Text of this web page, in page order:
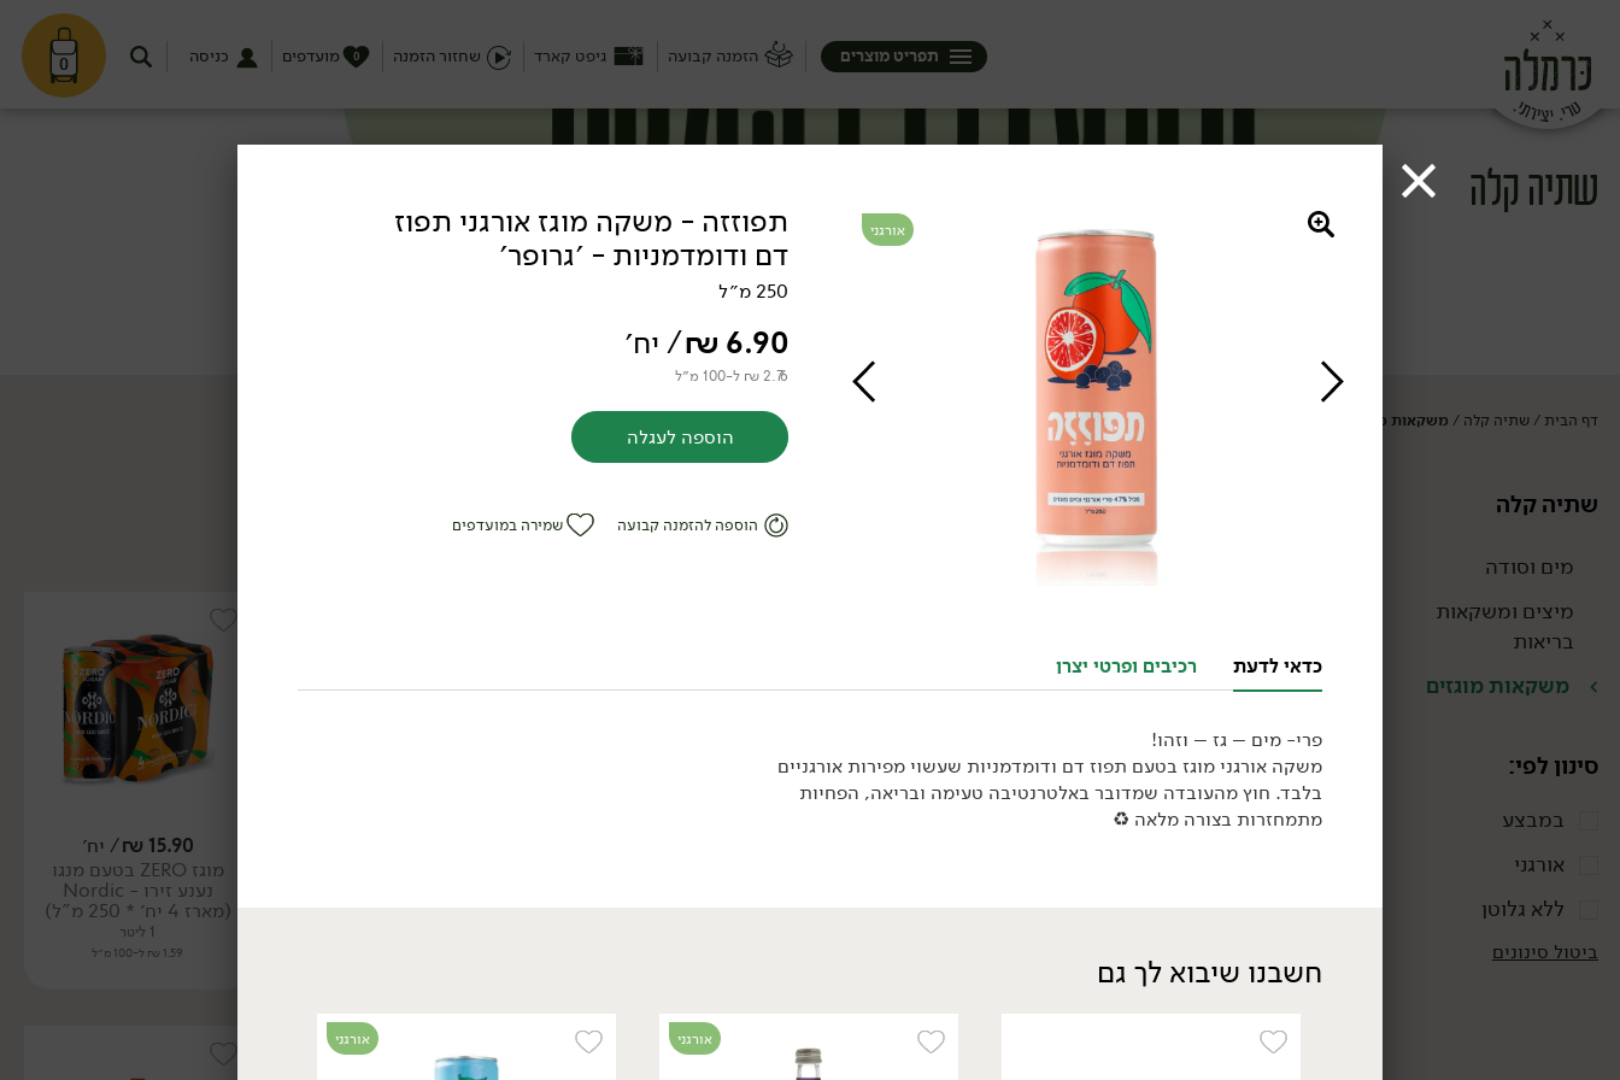
0 הזמנה קבועה גיפט קארד שחזור הזמנה מועדפים 0 כניסה תפריט מוצרים
שתיה קלה
דף הבית /שתיה קלה / משקאות מוגזים
שתיה קלה
מים וסודה
מיצים ומשקאות
בריאות
משקאות מוגזים
סינון לפי:
במבצע
אורגני
ללא גלוטן
ביטול סינונים
משקאות מוגזים
15.90
₪/ יח׳
מוגז ZERO בטעם מנגו
נענע זירו - Nordic
(מארז 4 יח׳ * 250 מ"ל)
1 ליטר
1.59 ₪ ל-100 מ״ל
אורגני
תפוזזה - משקה מוגז אורגני תפוז
דם ודומדמניות - ׳גרופר׳
250 מ״ל
6.90
₪/ יח׳
2.76 ₪ ל-100 מ״ל
הוספה לעגלה
הוספה להזמנה קבועה שמירה במועדפים
כדאי לדעת רכיבים ופרטי יצרן
פרי- מים – גז – וזהו!
משקה אורגני מוגז בטעם תפוז דם ודומדמניות שעשוי מפירות אורגניים
בלבד. חוץ מהעובדה שמדובר באלטרנטיבה טעימה ובריאה, הפחיות
מתמחזרות בצורה מלאה ♻️
חשבנו שיבוא לך גם
אורגני אורגני